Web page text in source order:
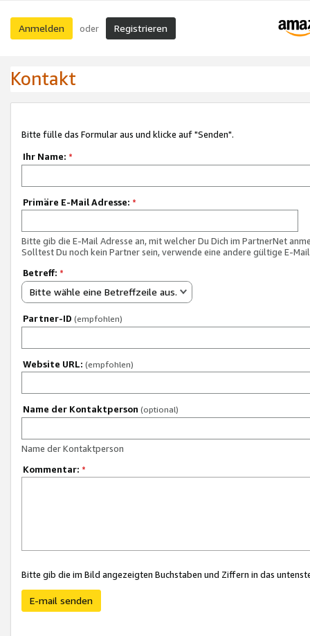
Anmelden oder Registrieren
Kontakt
Bitte fülle das Formular aus und klicke auf "Senden".
Ihr Name: *
Primäre E-Mail Adresse: *
Bitte gib die E-Mail Adresse an, mit welcher Du Dich im PartnerNet
Solltest Du noch kein Partner sein, verwende eine andere gültige E-
Betreff: *
Bitte wähle eine Betreffzeile aus.
Partner-ID (empfohlen)
Website URL: (empfohlen)
Name der Kontaktperson (optional)
Name der Kontaktperson
Kommentar: *
Bitte gib die im Bild angezeigten Buchstaben und Ziffern in das
E-mail senden